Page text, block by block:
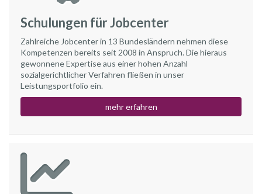
Schulungen für Jobcenter
Zahlreiche Jobcenter in 13 Bundesländern nehmen diese
Kompetenzen bereits seit 2008 in Anspruch. Die hieraus
gewonnene Expertise aus einer hohen Anzahl
sozialgerichtlicher Verfahren fließen in unser
Leistungsportfolio ein.
mehr erfahren